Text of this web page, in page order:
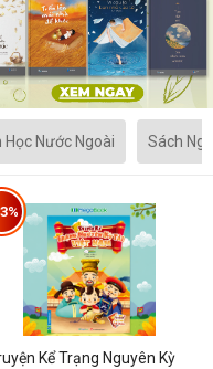
Học Nước Ngoài Sách
Kể Trạng Nguyên Kỳ